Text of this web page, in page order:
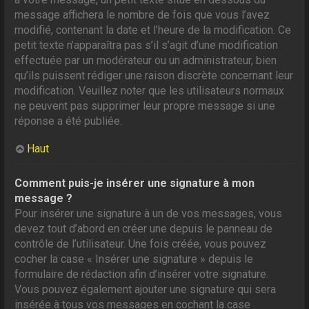
message affichera le nombre de fois que vous l’avez
modifié, contenant la date et l’heure de la modification. Ce
petit texte n’apparaîtra pas s’il s’agit d’une modification
effectuée par un modérateur ou un administrateur, bien
qu’ils puissent rédiger une raison discrète concernant leur
modification. Veuillez noter que les utilisateurs normaux
ne peuvent pas supprimer leur propre message si une
réponse a été publiée.
Haut
Comment puis-je insérer une signature à mon
message ?
Pour insérer une signature à un de vos messages, vous
devez tout d’abord en créer une depuis le panneau de
contrôle de l’utilisateur. Une fois créée, vous pouvez
cocher la case « Insérer une signature » depuis le
formulaire de rédaction afin d’insérer votre signature.
Vous pouvez également ajouter une signature qui sera
insérée à tous vos messages en cochant la case